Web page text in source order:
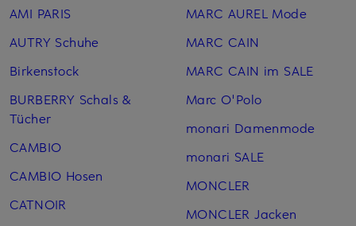
AMI PARIS
AUTRY Schuhe
Birkenstock
BURBERRY Schals &
Tücher
CAMBIO
CAMBIO Hosen
CATNOIR
MARC AUREL Mode
MARC CAIN
MARC CAIN im SALE
Marc O'Polo
monari Damenmode
monari SALE
MONCLER
MONCLER Jacken